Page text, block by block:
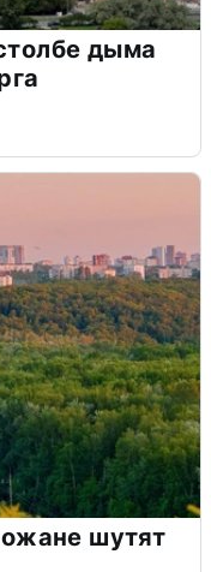
дыма
шутят